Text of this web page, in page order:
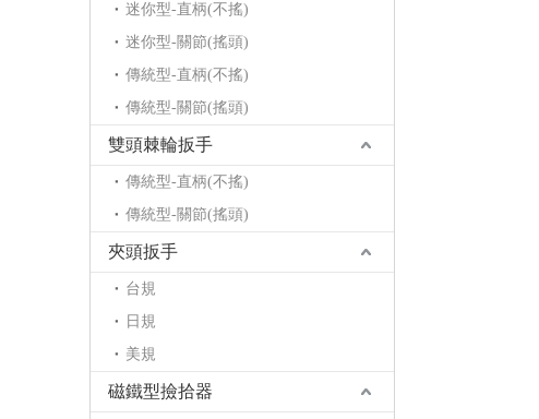
迷你型-直柄(不搖)
迷你型-關節(搖頭)
傳統型-直柄(不搖)
傳統型-關節(搖頭)
雙頭棘輪扳手
傳統型-直柄(不搖)
傳統型-關節(搖頭)
夾頭扳手
台規
日規
美規
磁鐵型撿拾器